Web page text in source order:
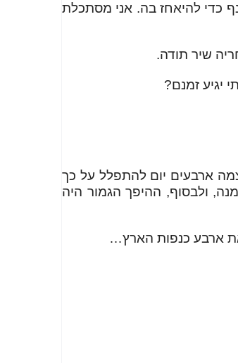
כדי להיאחז בה. אני מסתכלת
שיר תודה.
יגיע זמנם?
ארבעים יום להתפלל על כך
ולבסוף, ההיפך הגמור היה
את ארבע כנפות הארץ…